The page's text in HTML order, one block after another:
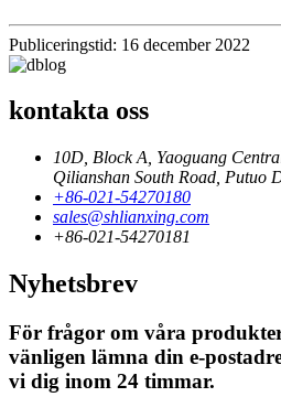
Publiceringstid: 16 december 2022
kontakta oss
10D, Block A, Yaoguang
Qilianshan South Road, Putuo
+86-021-54270180
sales@shlianxing.com
+86-021-54270181
Nyhetsbrev
För frågor om våra
vänligen lämna din e-
vi dig inom 24 timmar.